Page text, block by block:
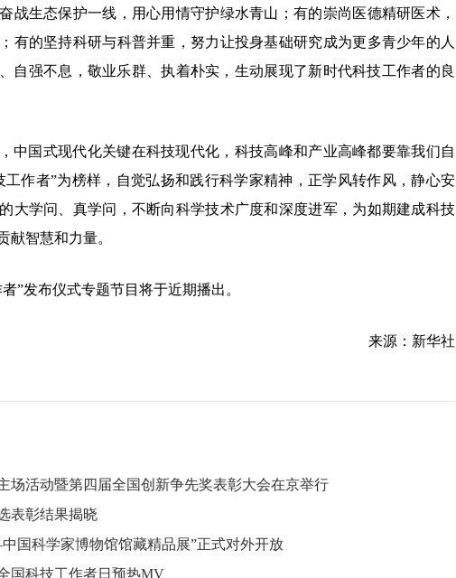
战生态保护一线，用心用情守护绿水青山；有的崇尚医德精研医术，
有的坚持科研与科普并重，努力让投身基础研究成为更多青少年的人
强不息，敬业乐群、执着朴实，生动展现了新时代科技工作者的良
中国式现代化关键在科技现代化，科技高峰和产业高峰都要靠我们自
工作者”为榜样，自觉弘扬和践行科学家精神，正学风转作风，静心安
大学问、真学问，不断向科学技术广度和深度进军，为如期建成科技
献智慧和力量。
”发布仪式专题节目将于近期播出。
来源：新华社
场活动暨第四届全国创新争先奖表彰大会在京举行
表彰结果揭晓
国科学家博物馆馆藏精品展”正式对外开放
国科技工作者日预热MV